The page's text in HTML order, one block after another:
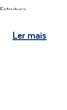
Estrutura
Lermais